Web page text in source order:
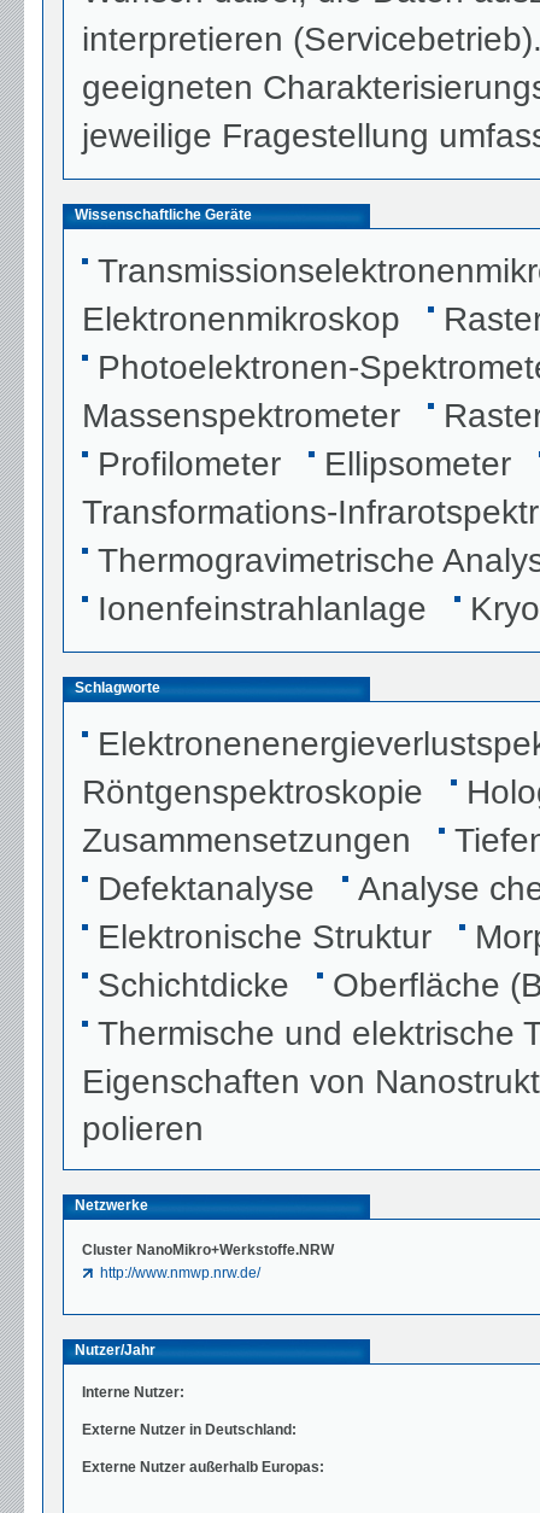
interpretieren
geeigneten
jeweilige Fragestellung
Wissenschaftliche Geräte
Elektronenmikroskop
Photoelektronen-
Massenspektrometer
Profilometer
Ellipsometer
Transformations-
Thermogravimetrische
Ionenfeinstrahlanlage
Schlagworte
Röntgenspektroskopie
Zusammensetzungen
Defektanalyse
Analyse
Elektronische Struktur
Schichtdicke
Oberfläche
Thermische und elektrische
Eigenschaften von
polieren
Netzwerke
Cluster NanoMikro+Werkstoffe.NRW
http://www.nmwp.nrw.de/
Nutzer/Jahr
Interne Nutzer:
Externe Nutzer in Deutschland:
Externe Nutzer außerhalb Europas: